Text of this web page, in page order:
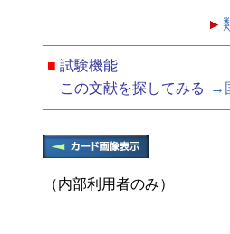
■ 試験機能
この文献を探してみる
→
（内部利用者のみ）